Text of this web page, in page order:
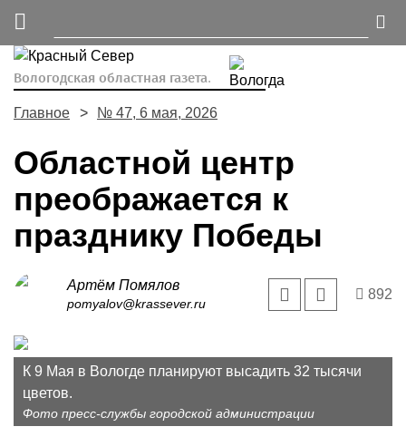
Вологодская областная газета.
Главное № 47, 6 мая, 2026
Областной центр
преображается к
празднику Победы
Артём Помялов
pomyalov@krassever.ru
892
К 9 Мая в Вологде планируют высадить 32 тысячи
цветов.
Фото пресс-службы городской администрации